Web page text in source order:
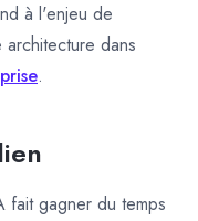
à l'enjeu de
dans
.
fait gagner du temps